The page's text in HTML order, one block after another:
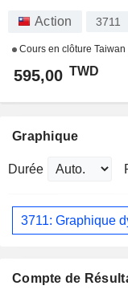
Action 3711
Cours en clôture Taiwan
595,00 TWD
Graphique
Durée
3711: Graphique
Compte de